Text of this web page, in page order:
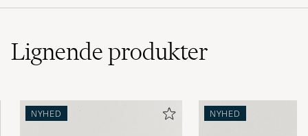
Lignendeprodukter
NYHED NYHED